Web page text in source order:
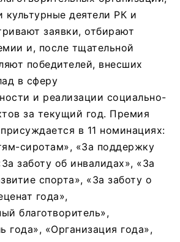
деятели РК и
заявки, отбирают
и, после тщательной
победителей, внесших
в сферу
и реализации социально-
за текущий год. Премия
в 11 номинациях:
сиротам», «За поддержку
заботу об инвалидах», «За
спорта», «За заботу о
года»,
благотворитель»,
года», «Организация года»,